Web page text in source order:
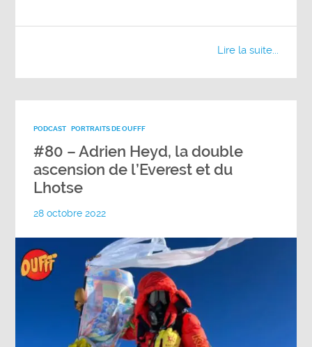
Lire la suite...
PODCAST PORTRAITS DE OUFFF
#80 – Adrien Heyd, la double
ascension de l’Everest et du
Lhotse
28 octobre 2022